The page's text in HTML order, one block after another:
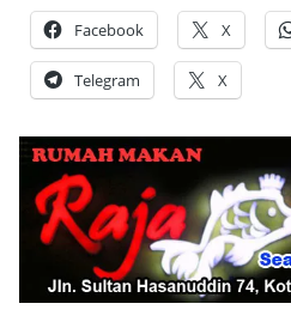
Facebook X
Telegram X